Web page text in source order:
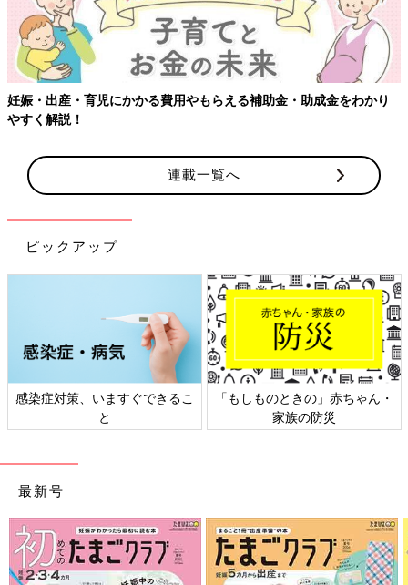
妊娠・出産・育児にかかる費用やもらえる補助金・助成金をわかり
やすく解説！
連載一覧へ
ピックアップ
感染症対策、いますぐできるこ
と
「もしものときの」赤ちゃん・
家族の防災
最新号